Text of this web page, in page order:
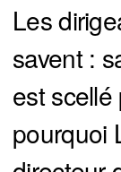
Les
savent :
est scellé
pourquoi